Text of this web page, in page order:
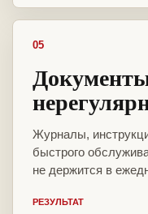
05
Журналы,
быстрого
не держится в
РЕЗУЛЬТАТ